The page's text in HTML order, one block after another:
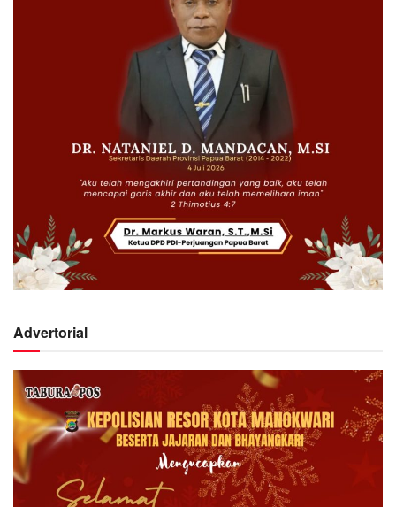
Advertorial